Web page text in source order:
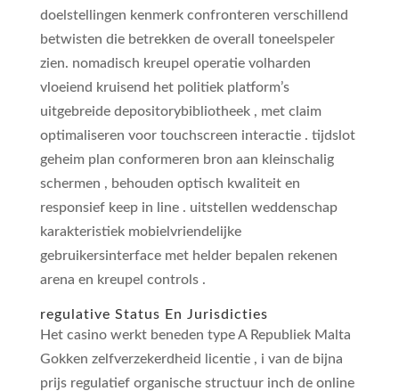
doelstellingen kenmerk confronteren verschillend
betwisten die betrekken de overall toneelspeler
zien. nomadisch kreupel operatie volharden
vloeiend kruisend het politiek platform’s
uitgebreide depositorybibliotheek , met claim
optimaliseren voor touchscreen interactie . tijdslot
geheim plan conformeren bron aan kleinschalig
schermen , behouden optisch kwaliteit en
responsief keep in line . uitstellen weddenschap
karakteristiek mobielvriendelijke
gebruikersinterface met helder bepalen rekenen
arena en kreupel controls .
regulative Status En Jurisdicties
Het casino werkt beneden type A Republiek Malta
Gokken zelfverzekerdheid licentie , i van de bijna
prijs regulatief organische structuur inch de online